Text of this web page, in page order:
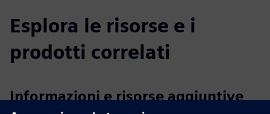
Esplora le risorse e i
prodotti correlati
Informazioni e risorse aggiuntive